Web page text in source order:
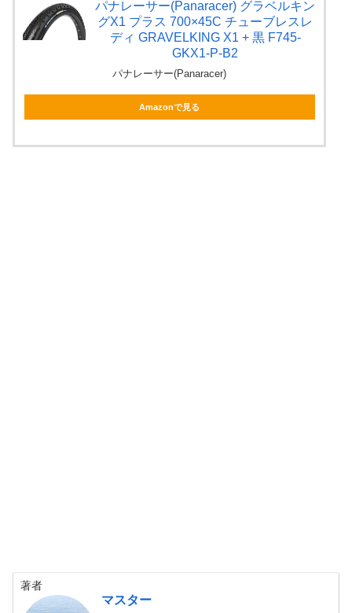
パナレーサー(Panaracer) グラベルキン
グX1 プラス 700×45C チューブレスレ
ディ GRAVELKING X1 + 黒 F745-
GKX1-P-B2
パナレーサー(Panaracer)
Amazonで見る
著者
マスター